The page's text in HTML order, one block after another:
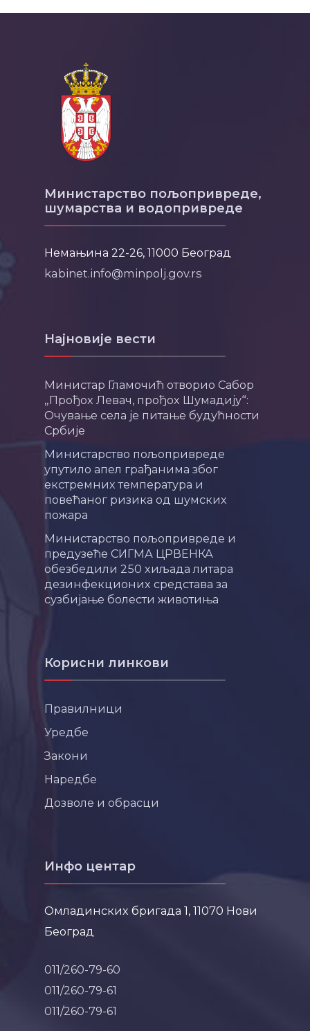
Министарство пољопривреде,
шумарства и водопривреде
Немањина 22-26, 11000 Београд
kabinet.info@minpolj.gov.rs
Најновије вести
Министар Гламочић отворио Сабор
„Прођох Левач, прођох Шумадију“:
Очување села је питање будућности
Србије
Министарство пољопривреде
упутило апел грађанима због
екстремних температура и
повећаног ризика од шумских
пожара
Министарство пољопривреде и
предузеће СИГМА ЦРВЕНКА
обезбедили 250 хиљада литара
дезинфекционих средстава за
сузбијање болести животиња
Корисни линкови
Правилници
Уредбе
Закони
Наредбе
Дозволе и обрасци
Инфо центар
Омладинских бригада 1, 11070 Нови
Београд
011/260-79-60
011/260-79-61
011/260-79-61